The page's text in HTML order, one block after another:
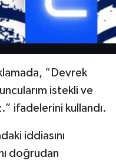
“Devrek
istekli ve
ifadelerini kullandı.
iddiasını
doğrudan